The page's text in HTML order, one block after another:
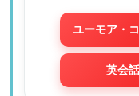
ユーモア・
英会